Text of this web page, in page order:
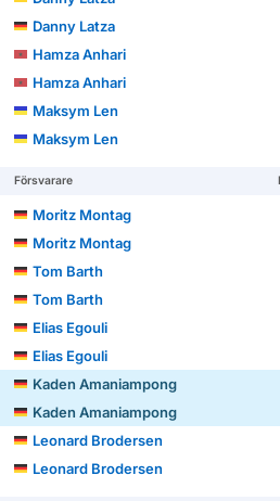
Danny Latza
Hamza Anhari
Hamza Anhari
Maksym Len
Maksym Len
Försvarare
Moritz Montag
Moritz Montag
Tom Barth
Tom Barth
Elias Egouli
Elias Egouli
Kaden Amaniampong
Kaden Amaniampong
Leonard Brodersen
Leonard Brodersen